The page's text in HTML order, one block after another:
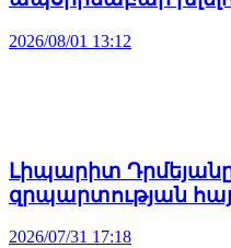
2026/08/01 13:12
Լիպարիտ
զրպարտության
2026/07/31 17:18